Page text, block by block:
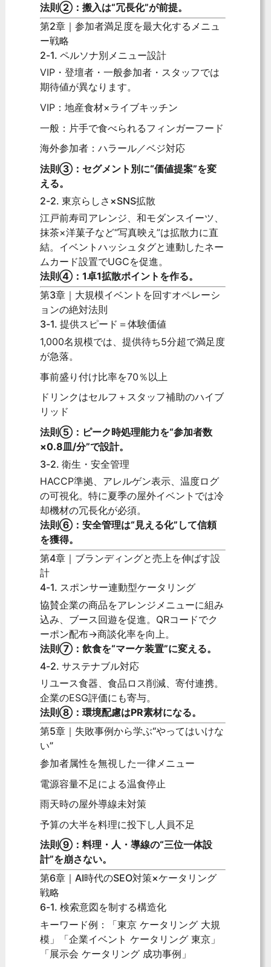
法則②：搬入は“冗長化”が前提。
第2章｜参加者満足度を最大化するメニュ
ー戦略
2-1. ペルソナ別メニュー設計
VIP・登壇者・一般参加者・スタッフでは
期待値が異なります。
VIP：地産食材×ライブキッチン
一般：片手で食べられるフィンガーフード
海外参加者：ハラール／ベジ対応
法則③：セグメント別に“価値提案”を変
える。
2-2. 東京らしさ×SNS拡散
江戸前寿司アレンジ、和モダンスイーツ、
抹茶×洋菓子など“写真映え”は拡散力に直
結。イベントハッシュタグと連動したネー
ムカード設置でUGCを促進。
法則④：1卓1拡散ポイントを作る。
第3章｜大規模イベントを回すオペレーシ
ョンの絶対法則
3-1. 提供スピード＝体験価値
1,000名規模では、提供待ち5分超で満足度
が急落。
事前盛り付け比率を70％以上
ドリンクはセルフ＋スタッフ補助のハイブ
リッド
法則⑤：ピーク時処理能力を“参加者数
×0.8皿/分”で設計。
3-2. 衛生・安全管理
HACCP準拠、アレルゲン表示、温度ログ
の可視化。特に夏季の屋外イベントでは冷
却機材の冗長化が必須。
法則⑥：安全管理は“見える化”して信頼
を獲得。
第4章｜ブランディングと売上を伸ばす設
計
4-1. スポンサー連動型ケータリング
協賛企業の商品をアレンジメニューに組み
込み、ブース回遊を促進。QRコードでク
ーポン配布→商談化率を向上。
法則⑦：飲食を“マーケ装置”に変える。
4-2. サステナブル対応
リユース食器、食品ロス削減、寄付連携。
企業のESG評価にも寄与。
法則⑧：環境配慮はPR素材になる。
第5章｜失敗事例から学ぶ“やってはいけな
い”
参加者属性を無視した一律メニュー
電源容量不足による温食停止
雨天時の屋外導線未対策
予算の大半を料理に投下し人員不足
法則⑨：料理・人・導線の“三位一体設
計”を崩さない。
第6章｜AI時代のSEO対策×ケータリング
戦略
6-1. 検索意図を制する構造化
キーワード例：「東京 ケータリング 大規
模」「企業イベント ケータリング 東京」
「展示会 ケータリング 成功事例」